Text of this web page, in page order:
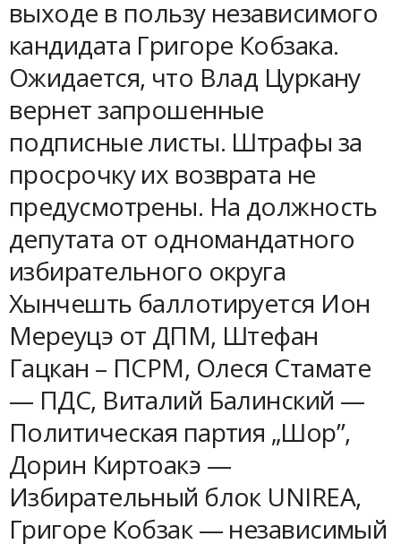
выходе в пользу независимого
кандидата Григоре Кобзака.
Ожидается, что Влад Цуркану
вернет запрошенные
подписные листы. Штрафы за
просрочку их возврата не
предусмотрены. На должность
депутата от одномандатного
избирательного округа
Хынчешть баллотируется Ион
Мереуцэ от ДПМ, Штефан
Гацкан – ПСРМ, Олеся Стамате
— ПДС, Виталий Балинский —
Политическая партия „Шор”,
Дорин Киртоакэ —
Избирательный блок UNIREA,
Григоре Кобзак — независимый